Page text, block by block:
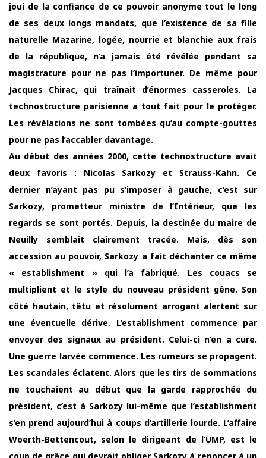
joui de la confiance de ce pouvoir anonyme tout le long
de ses deux longs mandats, que l’existence de sa fille
naturelle Mazarine, logée, nourrie et blanchie aux frais
de la république, n’a jamais été révélée pendant sa
magistrature pour ne pas l’importuner. De même pour
Jacques Chirac, qui traînait d’énormes casseroles. La
technostructure parisienne a tout fait pour le protéger.
Les révélations ne sont tombées qu’au compte-gouttes
pour ne pas l’accabler davantage.
Au début des années 2000, cette technostructure avait
deux favoris : Nicolas Sarkozy et Strauss-Kahn. Ce
dernier n’ayant pas pu s’imposer à gauche, c’est sur
Sarkozy, prometteur ministre de l’Intérieur, que les
regards se sont portés. Depuis, la destinée du maire de
Neuilly semblait clairement tracée. Mais, dès son
accession au pouvoir, Sarkozy a fait déchanter ce même
« establishment » qui l’a fabriqué. Les couacs se
multiplient et le style du nouveau président gêne. Son
côté hautain, têtu et résolument arrogant alertent sur
une éventuelle dérive. L’establishment commence par
envoyer des signaux au président. Celui-ci n’en a cure.
Une guerre larvée commence. Les rumeurs se propagent.
Les scandales éclatent. Alors que les tirs de sommations
ne touchaient au début que la garde rapprochée du
président, c’est à Sarkozy lui-même que l’establishment
s’en prend aujourd’hui à coups d’artillerie lourde. L’affaire
Woerth-Bettencout, selon le dirigeant de l’UMP, est le